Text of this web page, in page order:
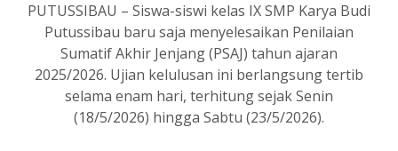
PUTUSSIBAU – Siswa-siswi kelas IX SMP Karya Budi
Putussibau baru saja menyelesaikan Penilaian
Sumatif Akhir Jenjang (PSAJ) tahun ajaran
2025/2026. Ujian kelulusan ini berlangsung tertib
selama enam hari, terhitung sejak Senin
(18/5/2026) hingga Sabtu (23/5/2026).